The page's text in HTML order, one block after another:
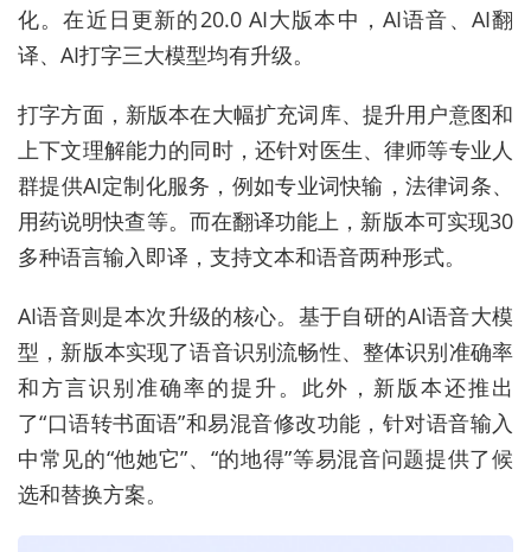
化。在近日更新的20.0 AI大版本中，AI语音、AI翻
译、AI打字三大模型均有升级。
打字方面，新版本在大幅扩充词库、提升用户意图和
上下文理解能力的同时，还针对医生、律师等专业人
群提供AI定制化服务，例如专业词快输，法律词条、
用药说明快查等。而在翻译功能上，新版本可实现30
多种语言输入即译，支持文本和语音两种形式。
AI语音则是本次升级的核心。基于自研的AI语音大模
型，新版本实现了语音识别流畅性、整体识别准确率
和方言识别准确率的提升。此外，新版本还推出
了“口语转书面语”和易混音修改功能，针对语音输入
中常见的“他她它”、“的地得”等易混音问题提供了候
选和替换方案。